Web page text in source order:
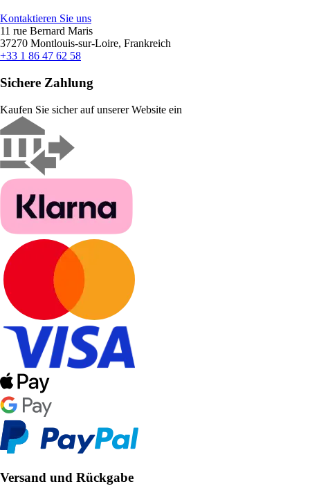
Kontaktieren Sie uns
11 rue Bernard Maris
37270 Montlouis-sur-Loire, Frankreich
+33 1 86 47 62 58
Sichere Zahlung
Kaufen Sie sicher auf unserer Website ein
Versand und Rückgabe